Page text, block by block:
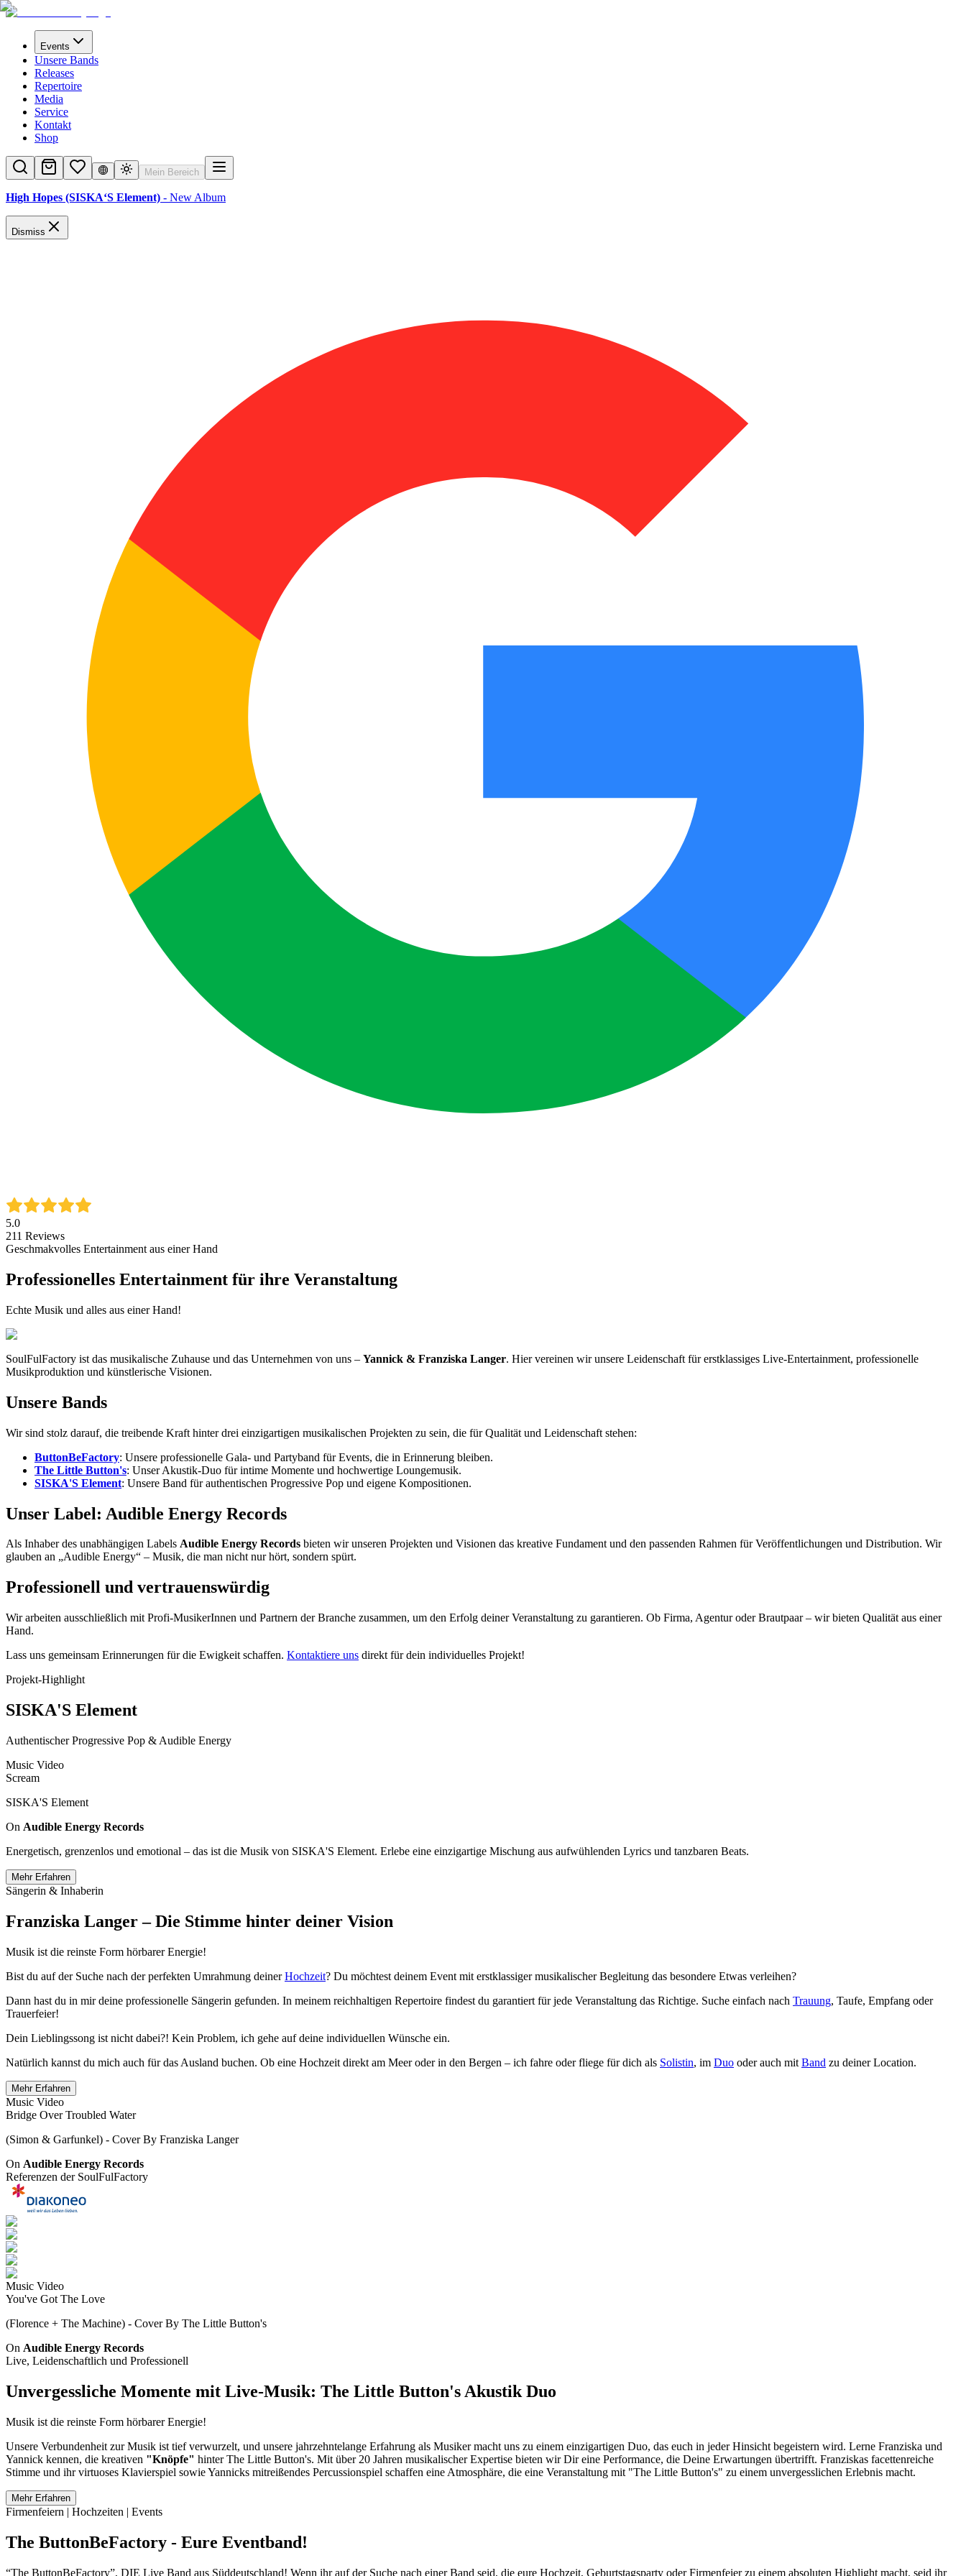
Events
Unsere Bands
Releases
Repertoire
Media
Service
Kontakt
Shop
Mein Bereich
High Hopes (SISKA‘S Element) - New Album
Dismiss
5.0
211 Reviews
Geschmakvolles Entertainment aus einer Hand
Professionelles Entertainment für ihre Veranstaltung
Echte Musik und alles aus einer Hand!
SoulFulFactory ist das musikalische Zuhause und das Unternehmen von uns – Yannick & Franziska Langer. Hier vereinen wir unsere Leidenschaft für erstklassiges Live-Entertainment, professionelle
Musikproduktion und künstlerische Visionen.
Unsere Bands
Wir sind stolz darauf, die treibende Kraft hinter drei einzigartigen musikalischen Projekten zu sein, die für Qualität und Leidenschaft stehen:
ButtonBeFactory: Unsere professionelle Gala- und Partyband für Events, die in Erinnerung bleiben.
The Little Button's: Unser Akustik-Duo für intime Momente und hochwertige Loungemusik.
SISKA'S Element: Unsere Band für authentischen Progressive Pop und eigene Kompositionen.
Unser Label: Audible Energy Records
Als Inhaber des unabhängigen Labels Audible Energy Records bieten wir unseren Projekten und Visionen das kreative Fundament und den passenden Rahmen für Veröffentlichungen und Distribution. Wir
glauben an „Audible Energy“ – Musik, die man nicht nur hört, sondern spürt.
Professionell und vertrauenswürdig
Wir arbeiten ausschließlich mit Profi-MusikerInnen und Partnern der Branche zusammen, um den Erfolg deiner Veranstaltung zu garantieren. Ob Firma, Agentur oder Brautpaar – wir bieten Qualität aus einer
Hand.
Lass uns gemeinsam Erinnerungen für die Ewigkeit schaffen. Kontaktiere uns direkt für dein individuelles Projekt!
Projekt-Highlight
SISKA'S Element
Authentischer Progressive Pop & Audible Energy
Music Video
Scream
SISKA'S Element
On Audible Energy Records
Energetisch, grenzenlos und emotional – das ist die Musik von SISKA'S Element. Erlebe eine einzigartige Mischung aus aufwühlenden Lyrics und tanzbaren Beats.
Mehr Erfahren
Sängerin & Inhaberin
Franziska Langer – Die Stimme hinter deiner Vision
Musik ist die reinste Form hörbarer Energie!
Bist du auf der Suche nach der perfekten Umrahmung deinerHochzeit? Du möchtest deinem Event mit erstklassiger musikalischer Begleitung das besondere Etwas verleihen?
Dann hast du in mir deine professionelle Sängerin gefunden. In meinem reichhaltigen Repertoire findest du garantiert für jede Veranstaltung das Richtige. Suche einfach nach Trauung, Taufe, Empfang oder
Trauerfeier!
Dein Lieblingssong ist nicht dabei?! Kein Problem, ich gehe auf deine individuellen Wünsche ein.
Natürlich kannst du mich auch für das Ausland buchen. Ob eine Hochzeit direkt am Meer oder in den Bergen – ich fahre oder fliege für dich als Solistin, im Duo oder auch mit Band zu deiner Location.
Mehr Erfahren
Music Video
Bridge Over Troubled Water
(Simon & Garfunkel) - Cover By Franziska Langer
On Audible Energy Records
Referenzen der SoulFulFactory
Music Video
You've Got The Love
(Florence + The Machine) - Cover By The Little Button's
On Audible Energy Records
Live, Leidenschaftlich und Professionell
Unvergessliche Momente mit Live-Musik: The Little Button's Akustik Duo
Musik ist die reinste Form hörbarer Energie!
Unsere Verbundenheit zur Musik ist tief verwurzelt, und unsere jahrzehntelange Erfahrung als Musiker macht uns zu einem einzigartigen Duo, das euch in jeder Hinsicht begeistern wird. Lerne Franziska und
Yannick kennen, die kreativen "Knöpfe" hinter The Little Button's. Mit über 20 Jahren musikalischer Expertise bieten wir Dir eine Performance, die Deine Erwartungen übertrifft. Franziskas facettenreiche
Stimme und ihr virtuoses Klavierspiel sowie Yannicks mitreißendes Percussionspiel schaffen eine Atmosphäre, die eine Veranstaltung mit "The Little Button's" zu einem unvergesslichen Erlebnis macht.
Mehr Erfahren
Firmenfeiern | Hochzeiten | Events
The ButtonBeFactory - Eure Eventband!
“The ButtonBeFactory”, DIE Live Band aus Süddeutschland! Wenn ihr auf der Suche nach einer Band seid, die eure Hochzeit, Geburtstagsparty oder Firmenfeier zu einem absoluten Highlight macht, seid ihr